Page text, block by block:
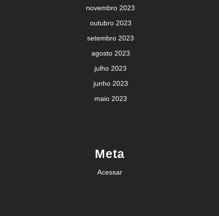
novembro 2023
outubro 2023
setembro 2023
agosto 2023
julho 2023
junho 2023
maio 2023
Meta
Acessar